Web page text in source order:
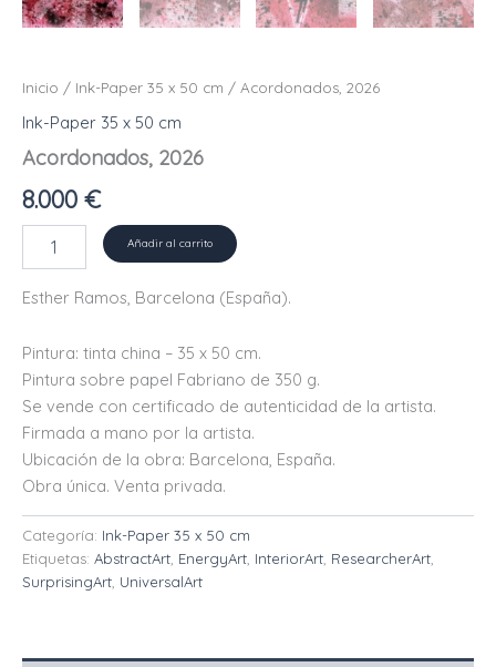
Inicio / Ink-Paper 35 x 50 cm / Acordonados, 2026
Ink-Paper 35 x 50 cm
Acordonados, 2026
8.000 €
Acordonados,
2026
Añadir al carrito
Esther Ramos, Barcelona (España).
Pintura: tinta china – 35 x 50 cm.
Pintura sobre papel Fabriano de 350 g.
Se vende con certificado de autenticidad de la artista.
Firmada a mano por la artista.
Ubicación de la obra: Barcelona, ​​España.
Obra única. Venta privada.
Categoría: Ink-Paper 35 x 50 cm
Etiquetas: AbstractArt EnergyArt InteriorArt ResearcherArt
SurprisingArt UniversalArt